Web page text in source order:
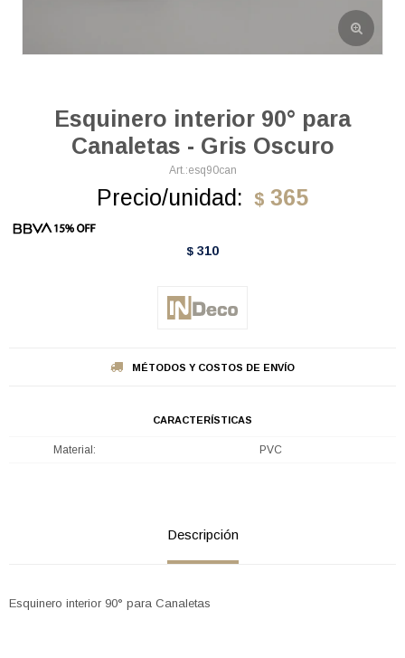
Esquinero interior 90° para
Canaletas - Gris Oscuro
esq90can
Precio/unidad: $ 365
$ 310
MÉTODOS Y COSTOS DE ENVÍO
CARACTERÍSTICAS
Material PVC
Descripción
Esquinero interior 90° para Canaletas